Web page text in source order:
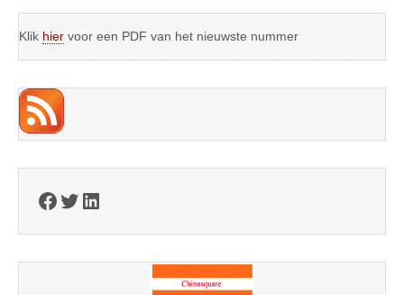
Klik hier voor een PDF van het nieuwste nummer
Facebook
Twitter
LinkedIn